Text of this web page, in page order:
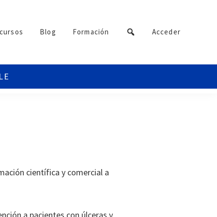
Blog Formación Acceder
científica y comercial a